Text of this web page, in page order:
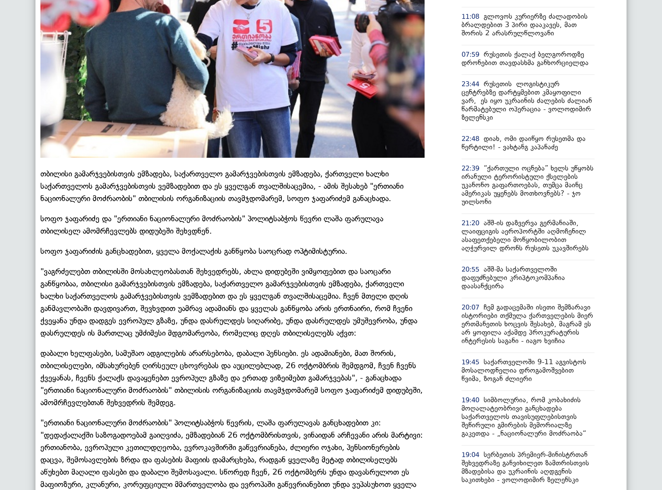
თბილისი გამარჯვებისთვის ემზადება, საქართველო გამარჯვებისთვის ემზადება, ქართველი ხალხი
საქართველოს გამარჯვებისთვის ვემზადებით და ეს ყველგან თვალშისაცემია, - ამის შესახებ "ერთიანი
ნაციონალური მოძრაობის" თბილისის ორგანიზაციის თავმჯდომარემ, სოფო ჯაფარიძემ განაცხადა.
სოფო ჯაფარიძე და "ერთიანი ნაციონალური მოძრაობის" პოლიტსაბჭოს წევრი ლაშა ფარულავა
თბილისელ ამომრჩევლებს დიდუბეში შეხვდნენ.
სოფო ჯაფარიძის განცხადებით, ყველა მოქალაქის განწყობა საოცრად ოპტიმისტურია.
"ვაგრძელებთ თბილისში მოსახლეობასთან შეხვედრებს, ახლა დიდუბეში ვიმყოფებით და საოცარი
განწყობაა, თბილისი გამარჯვებისთვის ემზადება, საქართველო გამარჯვებისთვის ემზადება, ქართველი
ხალხი საქართველოს გამარჯვებისთვის ვემზადებით და ეს ყველგან თვალშისაცემია. ჩვენ მთელი დღის
განმავლობაში დავდივართ, შევხვდით უამრავ ადამიანს და ყველას განწყობა არის ერთნაირი, რომ ჩვენი
ქვეყანა უნდა დადგეს ევროპულ გზაზე, უნდა დასრულდეს სიღარიბე, უნდა დასრულდეს უმუშევრობა, უნდა
დასრულდეს ის მართლაც უმძიმესი მდგომარეობა, რომელიც დღეს თბილისელებს აქვთ:
დაბალი ხელფასები, სამუშაო ადგილების არარსებობა, დაბალი პენსიები. ეს ადამიანები, მათ შორის,
თბილისელები, იმსახურებენ ღირსეულ ცხოვრებას და აუცილებლად, 26 ოქტომბრის შემდგომ, ჩვენ ჩვენს
ქვეყანას, ჩვენს ქალაქს დავაყენებთ ევროპულ გზაზე და ერთად ვიზეიმებთ გამარჯვებას", - განაცხადა
"ერთიანი ნაციონალური მოძრაობის" თბილისის ორგანიზაციის თავმჯდომარემ სოფო ჯაფარიძემ დიდუბეში,
ამომრჩევლებთან შეხვედრის შემდეგ.
"ერთიანი ნაციონალური მოძრაობის" პოლიტსაბჭოს წევრის, ლაშა ფარულავას განცხადებით კი:
"დედაქალაქში საზოგადოებამ გაიღვიძა, ემზადებიან 26 ოქტომბრისთვის, ვინაიდან არჩევანი არის მარტივი:
ერთიანობა, ევროპული კეთილდღეობა, ევროკავშირში გაწევრიანება, ძლიერი ოჯახი, პენსიონერების
დაცვა, შემოსავლების ზრდა და ფასების მაფიის დამარცხება, რადგან ყველაზე მეტად თბილისელებს
აწუხებთ მაღალი ფასები და დაბალი შემოსავალი. სწორედ ჩვენ, 26 ოქტომბერს უნდა დავასრულოთ ეს
მაფიოზური, კლანური, კორუფციული მმართველობა და ევროპაში გაწევრიანებით უნდა ვუპასუხოთ ყველა
11:08 გლოვოს კურიერზე ძალადობის
ბრალდებით 3 პირი დააკავეს, მათ
შორის 2 არასრულწლოვანი
07:59 რუსეთის ქალაქ ბელგოროდზე
დრონებით თავდასხმა განხორციელდა
23:44 რუსეთის ლოგისტიკურ
ცენტრებზე დარტყმებით კმაყოფილი
ვარ, ეს იყო უკრაინის ძალების ძალიან
წარმატებული ოპერაცია - ვოლოდიმირ
ზელენსკი
22:48 დიახ, ომი დაიწყო რუსეთმა და
წერტილი! - ვახტანგ კაპანაძე
22:39
“ქართული ოცნება” ხელს უწყობს
ირანული ტერორისტული ქსელების
უკანონო გაფართოებას, თუმცა მაინც
ამერიკას უყენებს მოთხოვნებს? - ჯო
უილსონი
21:20 აშშ-ის დაზვერვა გერმანიაში,
ლაიფციგის აეროპორტში აღმოჩენილ
ასაფეთქებელი მოწყობილობით
აღჭურვილ დრონს რუსეთს უკავშირებს
20:55 აშშ-მა საქართველოში
დაფუძნებული კრიპტოკომპანია
დაასანქცირა
20:07 ჩემ გადაცემაში ისეთი შემზარავი
ისტორიები თქმულა ქართველების მიერ
ერთმანეთის ხოცვის შესახებ, მაგრამ ეს
არ ყოფილა აქამდე პროკურატურის
ინტერესის საგანი - იაგო ხვიჩია
19:45 საქართველოში 9-11 აგვისტოს
მოსალოდნელია დროგამოშვებით
წვიმა, ზოგან ძლიერი
19:40 სიმბოლურია, რომ კობახიძის
მოღალატეობრივი განცხადება
საქართველოს თავისუფლებისთვის
შეწირული გმირების მემორიალზე
გაკეთდა - „ნაციონალური მოძრაობა“
19:04 სერბეთის პრემიერ-მინისტრთან
შეხვედრაზე განვიხილეთ ზამთრისთვის
მზადებისა და უკრაინის აღდგენის
საკითხები - ვოლოდიმირ ზელენსკი